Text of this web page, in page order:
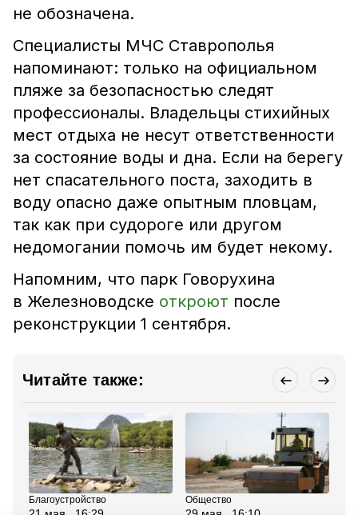
не обозначена.
Специалисты МЧС Ставрополья
напоминают: только на официальном
пляже за безопасностью следят
профессионалы. Владельцы стихийных
мест отдыха не несут ответственности
за состояние воды и дна. Если на берегу
нет спасательного поста, заходить в
воду опасно даже опытным пловцам,
так как при судороге или другом
недомогании помочь им будет некому.
Напомним, что парк Говорухина
в Железноводске откроют после
реконструкции 1 сентября.
Читайте также:
Благоустройство Общество